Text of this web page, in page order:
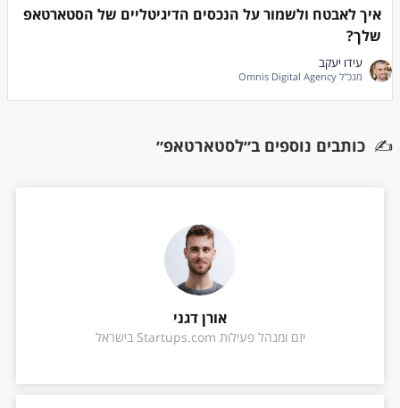
איך לאבטח ולשמור על הנכסים הדיגיטליים של הסטארטאפ
שלך?
עידו יעקב
מנכ"ל Omnis Digital Agency
✍️ כותבים נוספים ב״לסטארטאפ״
אורן דגני
יזם ומנהל פעילות Startups.com בישראל